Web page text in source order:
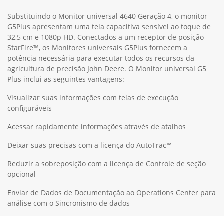
Substituindo o Monitor universal 4640 Geração 4, o monitor
G5Plus apresentam uma tela capacitiva sensível ao toque de
32,5 cm e 1080p HD. Conectados a um receptor de posição
StarFire™, os Monitores universais G5Plus fornecem a
potência necessária para executar todos os recursos da
agricultura de precisão John Deere. O Monitor universal G5
Plus inclui as seguintes vantagens:
Visualizar suas informações com telas de execução
configuráveis
Acessar rapidamente informações através de atalhos
Deixar suas precisas com a licença do AutoTrac™
Reduzir a sobreposição com a licença de Controle de seção
opcional
Enviar de Dados de Documentação ao Operations Center para
análise com o Sincronismo de dados